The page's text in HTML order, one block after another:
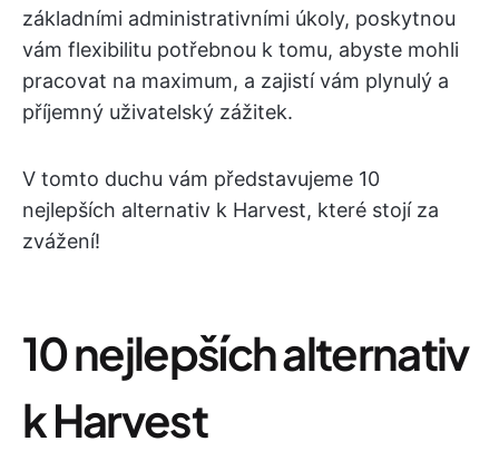
základními administrativními úkoly, poskytnou
vám flexibilitu potřebnou k tomu, abyste mohli
pracovat na maximum, a zajistí vám plynulý a
příjemný uživatelský zážitek.
V tomto duchu vám představujeme 10
nejlepších alternativ k Harvest, které stojí za
zvážení!
10 nejlepších alternativ
k Harvest